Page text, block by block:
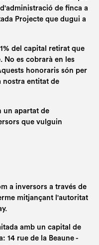
de finca a
Projecte que dugui a
del capital retirat que
No es cobrarà en les
honoraris són per
nostra entitat de
un apartat de
que vulguin
a inversors a través de
mitjançant l'autoritat
amb un capital de
14 rue de la Beaune -